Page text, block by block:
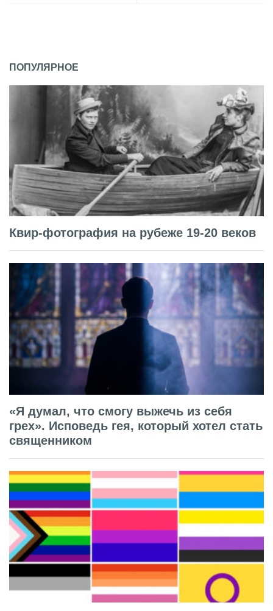
ПОПУЛЯРНОЕ
Квир-фотография на рубеже 19-20 веков
«Я думал, что смогу выжечь из себя
грех». Исповедь гея, который хотел стать
священником